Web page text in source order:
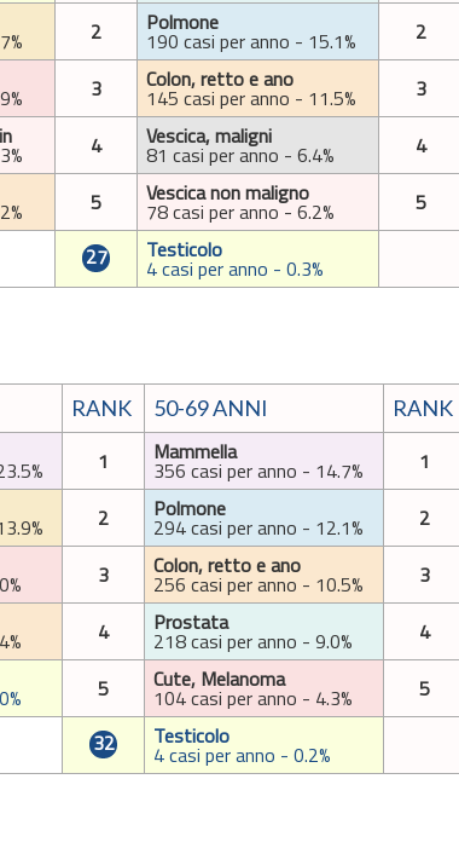
2 Polmone
190 casi per anno - 15.1% 2
3 Colon, retto e ano
145 casi per anno - 11.5% 3
4 Vescica, maligni
81 casi per anno - 6.4% 4
5 Vescica non maligno
78 casi per anno - 6.2% 5
27
Testicolo
4 casi per anno - 0.3%
RANK 50-69 ANNI RANK
1 Mammella
356 casi per anno - 14.7% 1
2 Polmone
294 casi per anno - 12.1% 2
3 Colon, retto e ano
256 casi per anno - 10.5% 3
4 Prostata
218 casi per anno - 9.0% 4
5 Cute, Melanoma
104 casi per anno - 4.3% 5
32
Testicolo
4 casi per anno - 0.2%